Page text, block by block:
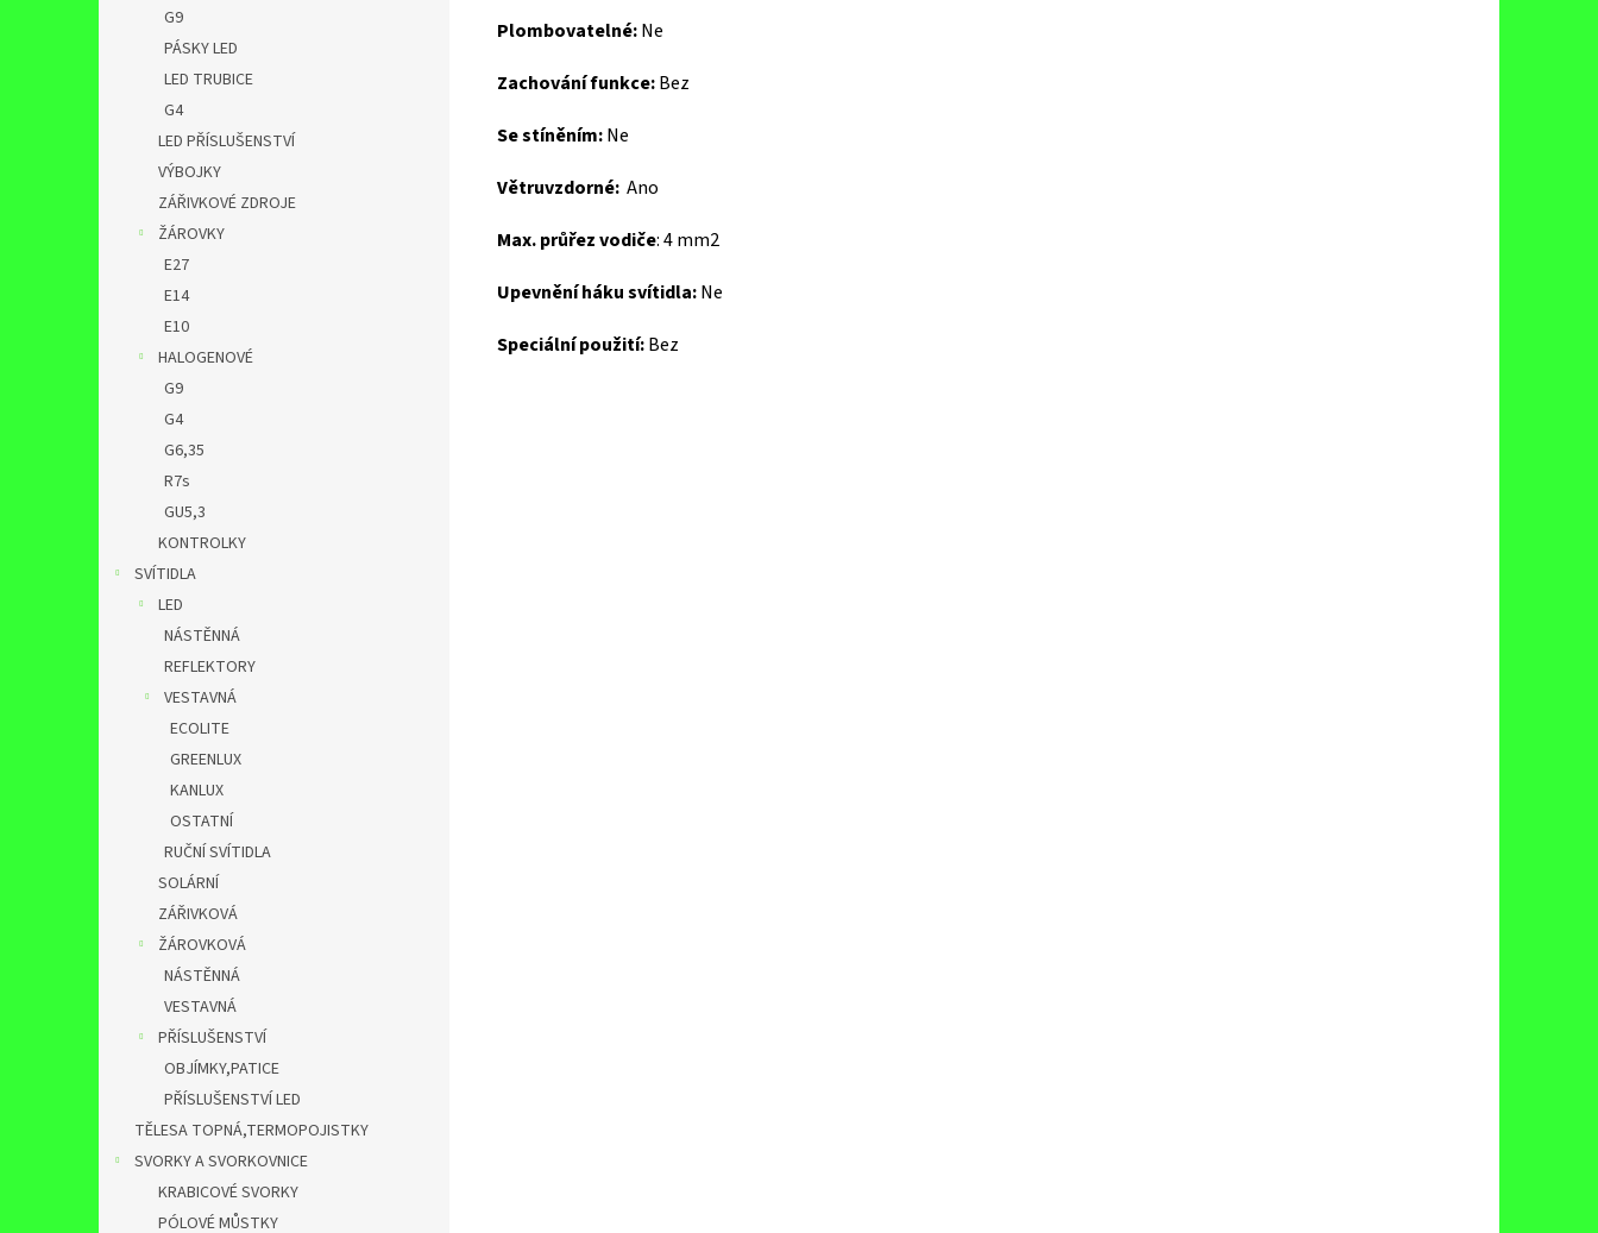
G9
PÁSKY LED
LED TRUBICE
G4
LED PŘÍSLUŠENSTVÍ
VÝBOJKY
ZÁŘIVKOVÉ ZDROJE
ŽÁROVKY
E27
E14
E10
HALOGENOVÉ
G9
G4
G6,35
R7s
GU5,3
KONTROLKY
SVÍTIDLA
LED
NÁSTĚNNÁ
REFLEKTORY
VESTAVNÁ
ECOLITE
GREENLUX
KANLUX
OSTATNÍ
RUČNÍ SVÍTIDLA
SOLÁRNÍ
ZÁŘIVKOVÁ
ŽÁROVKOVÁ
NÁSTĚNNÁ
VESTAVNÁ
PŘÍSLUŠENSTVÍ
OBJÍMKY,PATICE
PŘÍSLUŠENSTVÍ LED
TĚLESA TOPNÁ,TERMOPOJISTKY
SVORKY A SVORKOVNICE
KRABICOVÉ SVORKY
PÓLOVÉ MŮSTKY
Plombovatelné:Ne
Zachování funkce:Bez
Se stíněním:Ne
Větruvzdorné: Ano
Max. průřez vodiče:4 mm2
Upevnění háku svítidla:Ne
Speciální použití:Bez